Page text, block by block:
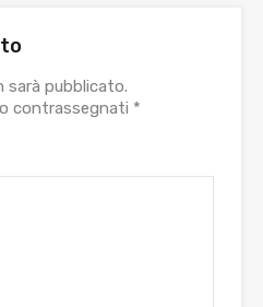
sarà pubblicato.
contrassegnati *